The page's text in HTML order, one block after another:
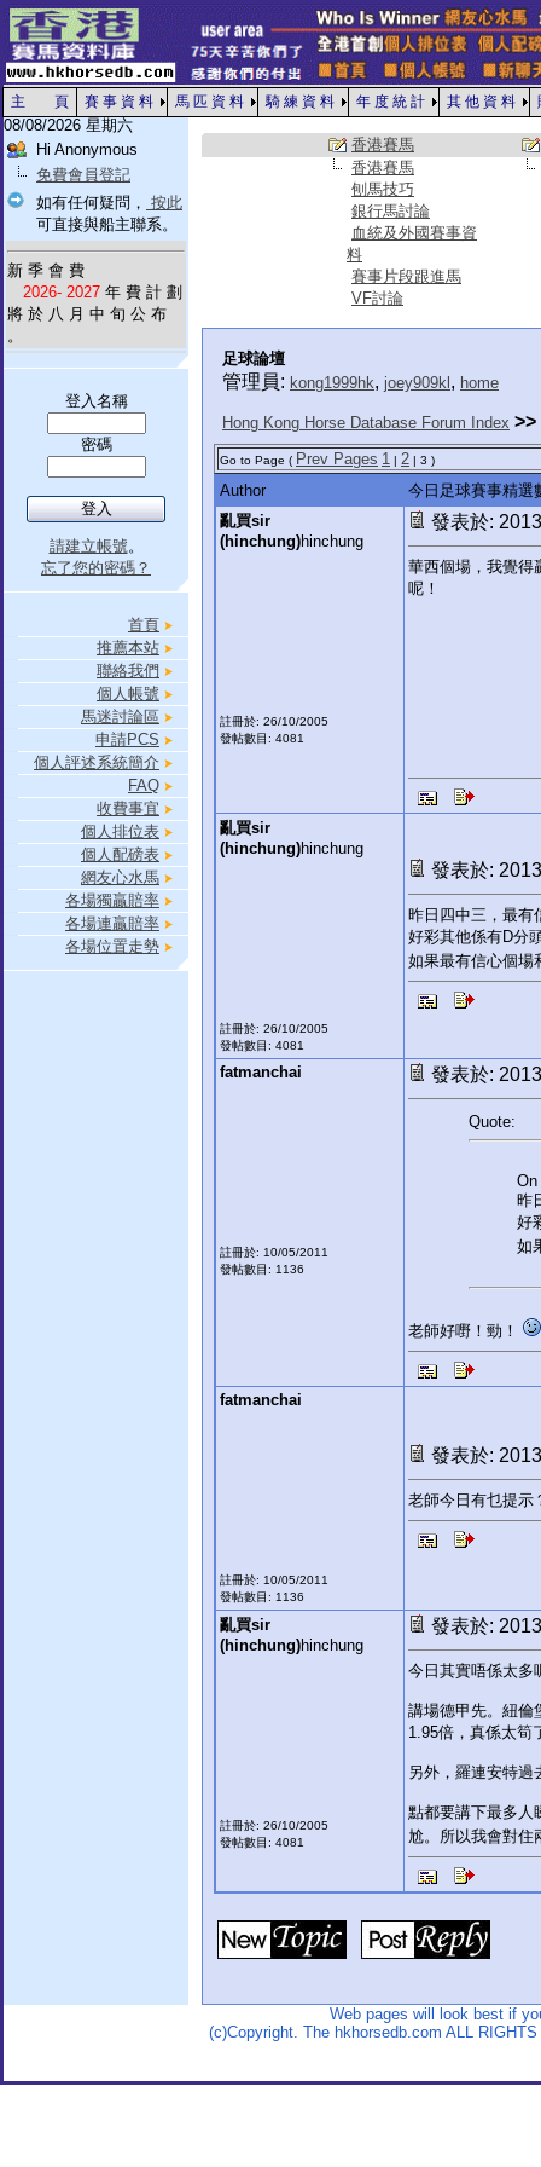
主 頁 賽 事 資 料 馬 匹 資 料 騎 練 資 料 年 度 統 計 其 他 資 料
08/08/2026 星期六
Hi Anonymous
免費會員登記
如有任何疑問， 按此
可直接與船主聯系。
新 季 會 費
2026- 2027 年 費 計 劃
將 於 八 月 中 旬 公 布
。
登入名稱
密碼
請建立帳號。
忘了您的密碼？
首頁
推薦本站
聯絡我們
個人帳號
馬迷討論區
申請PCS
個人評述系統簡介
FAQ
收費事宜
個人排位表
個人配磅表
網友心水馬
各場獨贏賠率
各場連贏賠率
各場位置走勢
香港賽馬
香港賽馬
刨馬技巧
銀行馬討論
血統及外國賽事資
料
賽事片段跟進馬
VF討論
足球論壇
管理員: kong1999hk, joey909kl , home
Hong Kong Horse Database Forum Index >>
Go to Page ( Prev Pages 1 | 2 | 3 )
Author
今日足球賽事精選
亂買sir
(hinchung)hinchung
註冊於: 26/10/2005
發帖數目: 4081
發表於:
華西個場，我覺得
呢！
亂買sir
(hinchung)hinchung
註冊於: 26/10/2005
發帖數目: 4081
發表於:
昨日四中三，最有
好彩其他係有D分
如果最有信心個
fatmanchai
註冊於: 10/05/2011
發帖數目: 1136
發表於:
Quote:
On
昨
好
如
老師好嘢！勁！
fatmanchai
註冊於: 10/05/2011
發帖數目: 1136
發表於:
老師今日有乜提示
亂買sir
(hinchung)hinchung
註冊於: 26/10/2005
發帖數目: 4081
發表於:
今日其實唔係太多
講場德甲先。紐倫
1.95倍，真係太筍
另外，羅連安特過
點都要講下最多人
尬。所以我會對
Web pages will look best if
(c)Copyright. The hkhorsedb.com ALL